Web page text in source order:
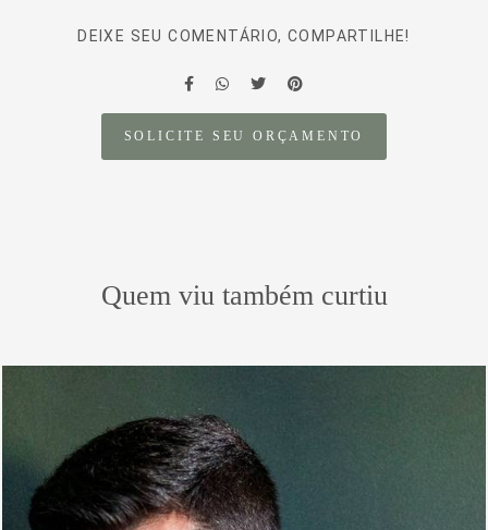
DEIXE SEU COMENTÁRIO, COMPARTILHE!
SOLICITE SEU ORÇAMENTO
Quem viu também curtiu